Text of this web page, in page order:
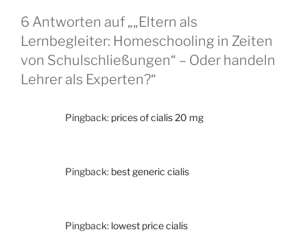
6 Antworten auf „„Eltern als
Lernbegleiter: Homeschooling in Zeiten
von Schulschließungen“ – Oder handeln
Lehrer als Experten?“
Pingback: prices of cialis 20 mg
Pingback: best generic cialis
Pingback: lowest price cialis